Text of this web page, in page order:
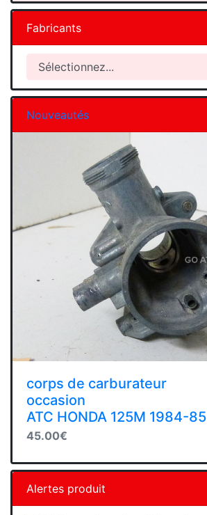
Fabricants
Nouveautés
corps de carburateur
occasion
ATC HONDA 125M 1984-85
45.00€
Alertes produit